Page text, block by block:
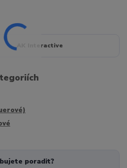
AK Interactive
poradit?